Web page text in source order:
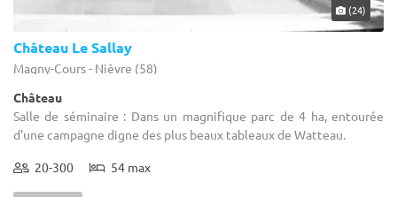
(24)
Château Le Sallay
Magny-Cours - Nièvre (58)
Château
Salle de séminaire : Dans un magnifique parc de 4 ha, entourée
d'une campagne digne des plus beaux tableaux de Watteau.
20-300 54 max